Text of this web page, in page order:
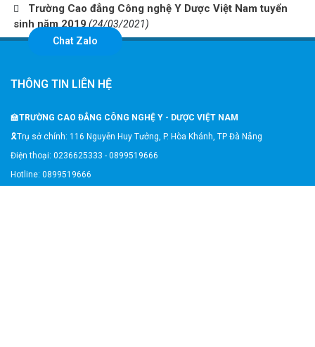
Trường Cao đẳng Công nghệ Y Dược Việt Nam tuyển
sinh năm 2019(24/03/2021)
THÔNG TIN LIÊN HỆ
🏫TRƯỜNG CAO ĐẲNG CÔNG NGHỆ Y - DƯỢC VIỆT NAM
🎗️Trụ sở chính: 116 Nguyễn Huy Tưởng, P. Hòa Khánh, TP Đà Nẵng
Điện thoại: 0236625333 - 0899519666
Hotline: 0899519666
Chat Zalo